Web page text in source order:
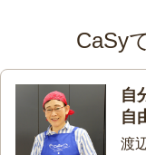
CaSy
自
自
渡